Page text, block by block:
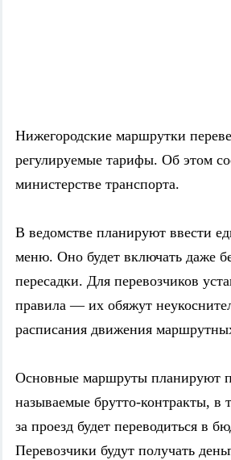
Нижегородские маршрутки
регулируемые тарифы. Об этом
министерстве транспорта.
В ведомстве планируют ввести
меню. Оно будет включать даже
пересадки. Для перевозчиков
правила — их обяжут
расписания движения
Основные маршруты планируют
называемые брутто-контракты, в
за проезд будет переводиться в
Перевозчики будут получать